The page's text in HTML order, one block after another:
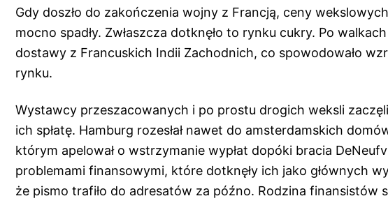
Gdy doszło do zakończenia wojny z Francją, ceny
mocno spadły. Zwłaszcza dotknęło to rynku cukry. Po
dostawy z Francuskich Indii Zachodnich, co spowodowało
rynku.
Wystawcy przeszacowanych i po prostu drogich weksli
ich spłatę. Hamburg rozesłał nawet do amsterdamskich
którym apelował o wstrzymanie wypłat dopóki bracia
problemami finansowymi, które dotknęły ich jako głównych
że pismo trafiło do adresatów za późno. Rodzina finansistów